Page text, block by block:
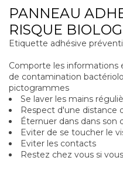
PANNEAU
RISQUE
Etiquette adhésive
Comporte les informations
de contamination
pictogrammes
Se laver les mains
Respect d'une distance
Éternuer dans dans son
Eviter de se toucher le
Eviter les contacts
Restez chez vous si